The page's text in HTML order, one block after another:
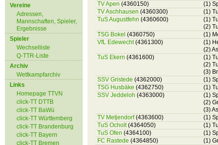
Vereine
Adressen,
Mannschaften, Spieler,
Ergebnisse
Spieler
Wechselliste
Q-TTR-Liste
Archiv
Wettkampfarchiv
Links
Homepage TTVN
click-TT DTTB
click-TT BaWü
click-TT Württemberg
click-TT Brandenburg
click-TT Bayern
click-TT Bremen
TV Apen (4360150)
(1)
TV Aschhausen (4360300)
(1)
TuS Augustfehn (4360600)
(1)
(2)
TSG Bokel (4360750)
(1)
VfL Edewecht(4361300)
(1)
(2)
TuS Ekern (4361600)
(1)
(2)
(3)
SSV Gristede (4362000)
(1)
TSG Husbäke (4362750)
(1)
SSV Jeddeloh (4363000)
(1)
(2)
(3)
TV Metjendorf(4363600)
(1)
TuS Ocholt(4364050)
(1)
TuS Ofen (4364100)
(1)
FC Rastede (4364850)
(1)